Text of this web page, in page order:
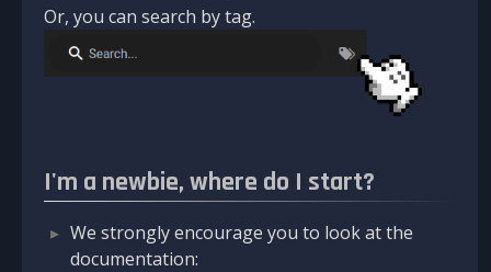
Or, you can search by tag.
I'm a newbie, where do I start?
We strongly encourage you to look at the
documentation: